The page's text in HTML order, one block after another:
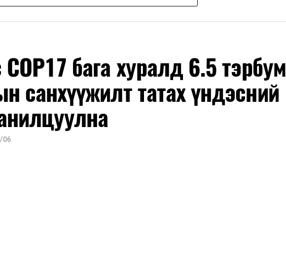
найр наадам, соёлын арга хэмжээ;
төрийн өндөр албан тушаалтны томилолтоос бусад гадаад
тоног төхөөрөмж, тавилга, автомашин худалдан авах;
хууль зүйн салбараас бусад сургалт, дадлага;
бусад тэтгэмж, урамшуулал.
горимыг 2026 оны арванхоёрдугаар сарын 31 хүртэл мөрдөнө.
салбар уг хэмнэлтийн горимд хамрагдахгүй бөгөөд цэцэрлэг,
бага хуралд 6.5 тэрбум
санхүүжилт татах үндэсний
06